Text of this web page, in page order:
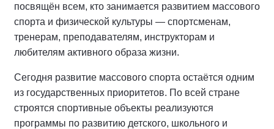
посвящён всем, кто занимается развитием массового
спорта и физической культуры — спортсменам,
тренерам, преподавателям, инструкторам и
любителям активного образа жизни.
Сегодня развитие массового спорта остаётся одним
из государственных приоритетов. По всей стране
строятся спортивные объекты реализуются
программы по развитию детского, школьного и